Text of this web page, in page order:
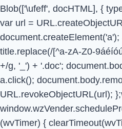
Blob(['\ufeff', docHTML], {
var url =
title.replace(/[^a-zA-Z0-
+/g, '_') + '.doc';
a.click();
URL.revokeObjectURL(url);
(wvTimer) {